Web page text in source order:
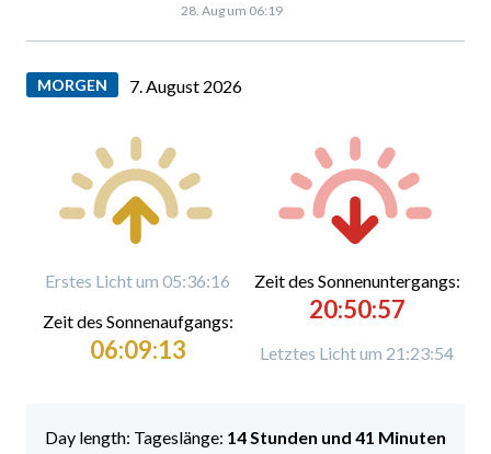
28. Aug um 06:19
MORGEN 7. August 2026
Erstes Licht um 05:36:16
Zeit des Sonnenaufgangs:
06:09:13
Zeit des Sonnenuntergangs:
20:50:57
Letztes Licht um 21:23:54
Tageslänge: 14 Stunden und 41 Minuten